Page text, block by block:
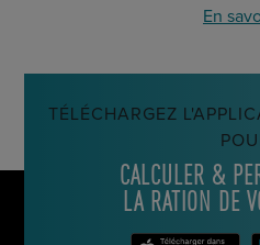
En
TÉLÉCHARGEZ
CALCULER &
LA RATION DE